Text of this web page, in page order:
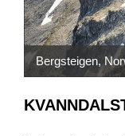
Bergsteigen,